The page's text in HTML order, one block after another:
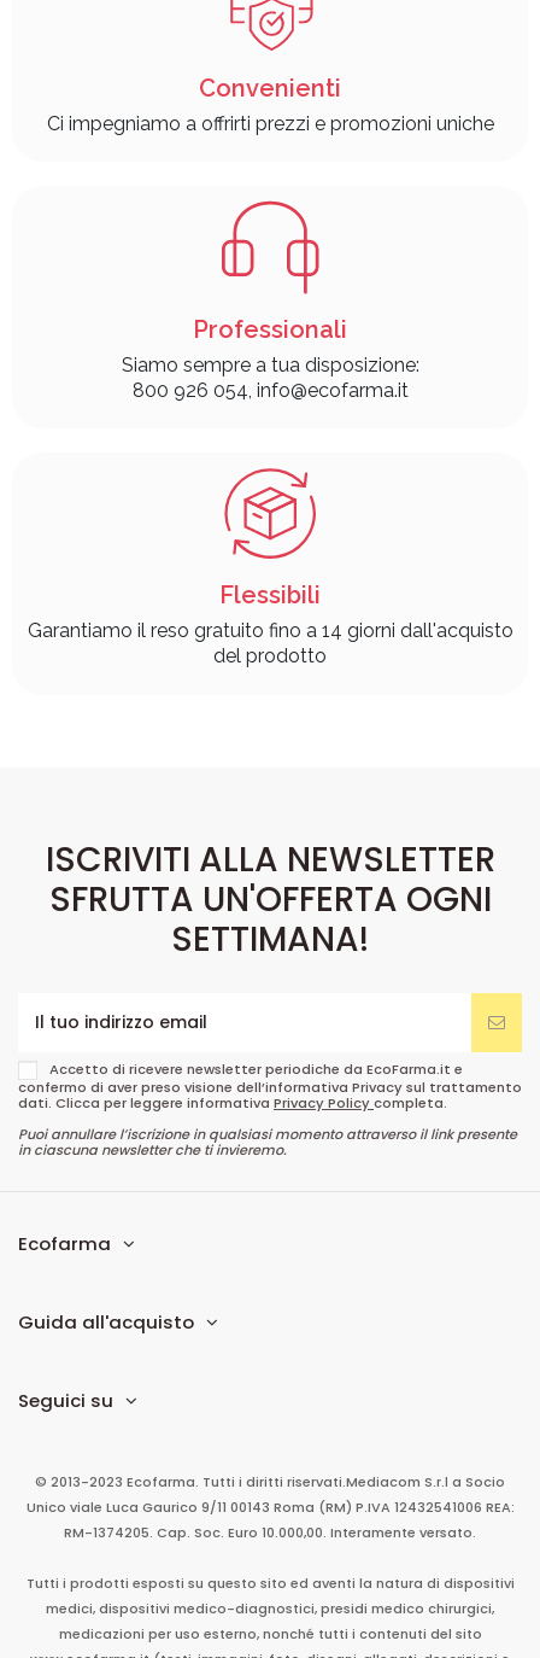
Convenienti
Ci impegniamo a offrirti prezzi e promozioni uniche
Professionali
Siamo sempre a tua disposizione:
800 926 054, info@ecofarma.it
Flessibili
Garantiamo il reso gratuito fino a 14 giorni dall'acquisto
del prodotto
ISCRIVITI ALLA NEWSLETTER
SFRUTTA UN'OFFERTA OGNI
SETTIMANA!
Accetto di ricevere newsletter periodiche da EcoFarma.it e
confermo di aver preso visione dell’informativa Privacy sul trattamento
dati. Clicca per leggere informativa Privacy Policycompleta.
Puoi annullare l’iscrizione in qualsiasi momento attraverso il link presente
in ciascuna newsletter che ti invieremo.
Ecofarma
Guida all'acquisto
Seguici su
© 2013-2023 Ecofarma. Tutti i diritti riservati.Mediacom S.r.l a Socio
Unico viale Luca Gaurico 9/11 00143 Roma (RM) P.IVA 12432541006 REA:
RM-1374205. Cap. Soc. Euro 10.000,00. Interamente versato.
Tutti i prodotti esposti su questo sito ed aventi la natura di dispositivi
medici, dispositivi medico-diagnostici, presidi medico chirurgici,
medicazioni per uso esterno, nonché tutti i contenuti del sito